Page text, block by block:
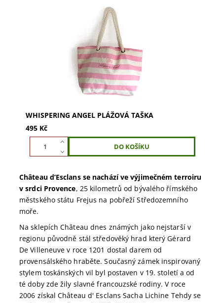
Whispering Angel plážová taška Château d'Esclans.
Velká, pevná taška v růžovém námořnickém
designu. Ideální na pláž. Obsahuje vnitřní kapsu
WHISPERING ANGEL PLÁŽOVÁ TAŠKA
495 Kč
Château d’Esclans se nachází ve výjimečném terroiru
v srdci Provence, 25 kilometrů od bývalého římského
městského státu Frejus na pobřeží Středozemního
moře.
Na sklepích Château dnes známých jako nejstarší v
regionu původně stál středověký hrad který Gérard
De Villeneuve v roce 1201 dostal darem od
provensálského hraběte. Současný zámek inspirovaný
stylem toskánských vil byl postaven v 19. století a od
té doby zde žily slavné francouzské rodiny. V roce
2006 získal Château d' Esclans Sacha Lichine Tehdy se